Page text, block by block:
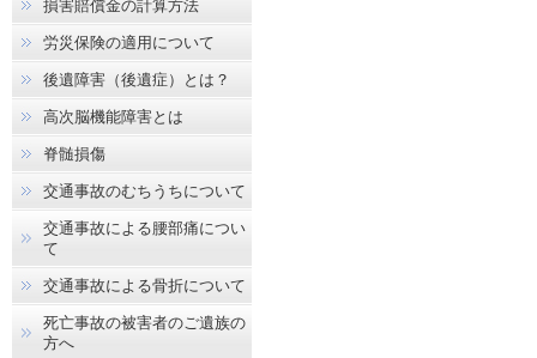
損害賠償金の計算方法
労災保険の適用について
後遺障害（後遺症）とは？
高次脳機能障害とは
脊髄損傷
交通事故のむちうちについて
交通事故による腰部痛につい
て
交通事故による骨折について
死亡事故の被害者のご遺族の
方へ